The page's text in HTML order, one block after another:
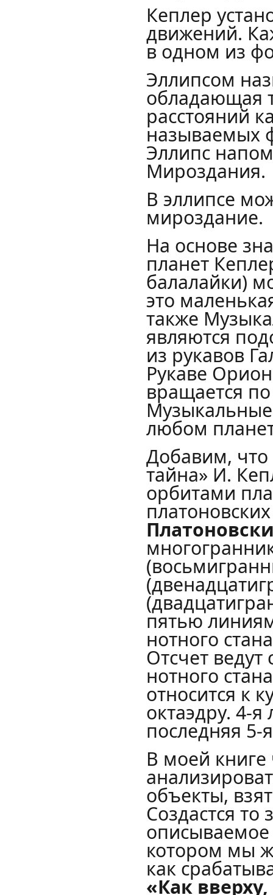
Кеплер
движений.
в одном из
Эллипсом
обладающая
расстояний
называемых
Эллипс
Мироздания.
В эллипсе
мироздание.
На основе
планет
балалайки)
это
также
являются
из рукавов
Рукаве
вращается
любом
Добавим, что
тайна» И.
орбитами
пятью
нотного
Отсчет ведут
нотного
относится к
октаэдру. 4-
последняя 5-
В моей книге
объекты,
Создастся то
котором мы
как
«Как